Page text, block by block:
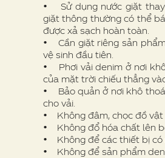
• Sử dụng nước giặt
giặt thông thường có thể
được xả sạch hoàn toàn.
• Cần giặt riêng sản
vệ sinh đầu tiên.
• Phơi vải denim ở nơi
của mặt trời chiếu thẳng
• Bảo quản ở nơi khô
cho vải.
• Không đâm, chọc đồ vật
• Không đổ hóa chất lên
• Không để các thiết bị có
• Không để sản phẩm